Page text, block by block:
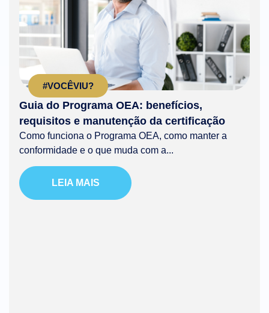
#VOCÊVIU?
Guia do Programa OEA: benefícios,
requisitos e manutenção da certificação
Como funciona o Programa OEA, como manter a
conformidade e o que muda com a...
LEIA MAIS